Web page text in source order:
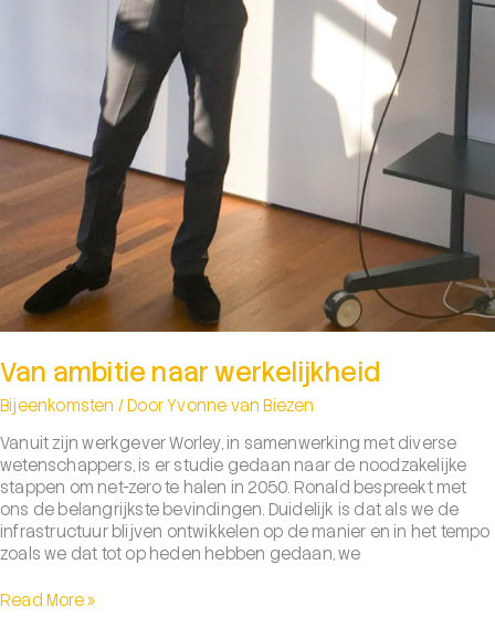
Van ambitie naar werkelijkheid
Bijeenkomsten / DoorYvonne van Biezen
Vanuit zijn werkgever Worley, in samenwerking met diverse
wetenschappers, is er studie gedaan naar de noodzakelijke
stappen om net-zero te halen in 2050. Ronald bespreekt met
ons de belangrijkste bevindingen. Duidelijk is dat als we de
infrastructuur blijven ontwikkelen op de manier en in het tempo
zoals we dat tot op heden hebben gedaan, we
Van
Read More »